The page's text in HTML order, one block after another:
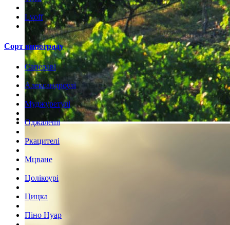
Lvoff
Сорт винограду
Сапераві
Александроулі
Муджуретулі
Оджалеші
Ркацителі
Мцване
Цолікоурі
Цицка
Піно Нуар